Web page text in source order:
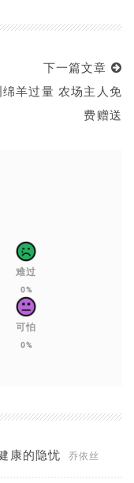
下一篇文章
羊过量 农场主人免
费赠送
难过
0%
可怕
0%
康的隐忧
乔依丝